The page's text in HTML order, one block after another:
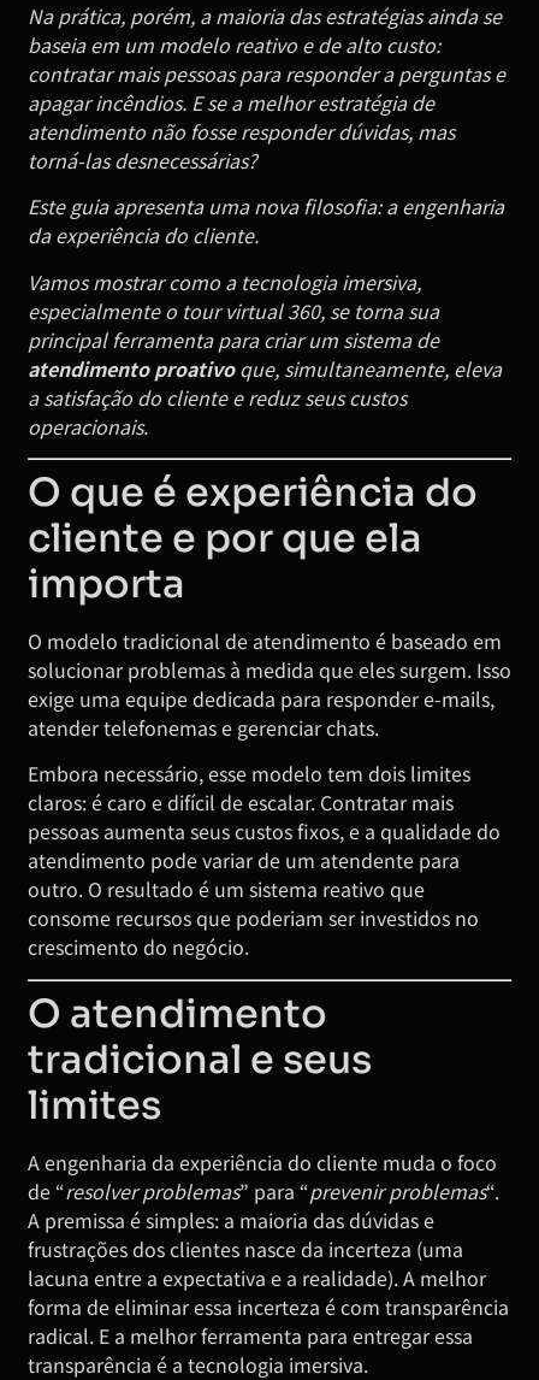
Na prática, porém, a maioria das estratégias ainda se
baseia em um modelo reativo e de alto custo:
contratar mais pessoas para responder a perguntas e
apagar incêndios. E se a melhor estratégia de
atendimento não fosse responder dúvidas, mas
torná-las desnecessárias?
Este guia apresenta uma nova filosofia: a engenharia
da experiência do cliente.
Vamos mostrar como a tecnologia imersiva,
especialmente o tour virtual 360, se torna sua
principal ferramenta para criar um sistema de
atendimento proativoque, simultaneamente, eleva
a satisfação do cliente e reduz seus custos
operacionais.
O que é experiência do
cliente e por que ela
importa
O modelo tradicional de atendimento é baseado em
solucionar problemas à medida que eles surgem. Isso
exige uma equipe dedicada para responder e-mails,
atender telefonemas e gerenciar chats.
Embora necessário, esse modelo tem dois limites
claros: é caro e difícil de escalar. Contratar mais
pessoas aumenta seus custos fixos, e a qualidade do
atendimento pode variar de um atendente para
outro. O resultado é um sistema reativo que
consome recursos que poderiam ser investidos no
crescimento do negócio.
O atendimento
tradicional e seus
limites
A engenharia da experiência do cliente muda o foco
de “resolver problemas” para “prevenir problemas“.
A premissa é simples: a maioria das dúvidas e
frustrações dos clientes nasce da incerteza (uma
lacuna entre a expectativa e a realidade). A melhor
forma de eliminar essa incerteza é com transparência
radical. E a melhor ferramenta para entregar essa
transparência é a tecnologia imersiva.